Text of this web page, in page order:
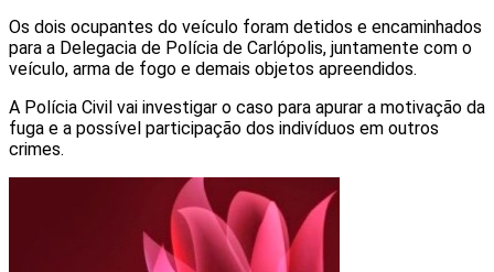
Os dois ocupantes do veículo foram detidos e encaminhados
para a Delegacia de Polícia de Carlópolis, juntamente com o
veículo, arma de fogo e demais objetos apreendidos.
A Polícia Civil vai investigar o caso para apurar a motivação da
fuga e a possível participação dos indivíduos em outros
crimes.